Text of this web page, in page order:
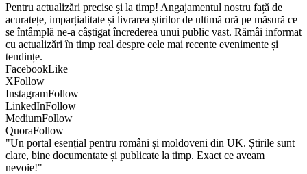
Pentru actualizări precise și la timp! Angajamentul nostru față de
acuratețe, imparțialitate și livrarea știrilor de ultimă oră pe măsură ce
se întâmplă ne-a câștigat încrederea unui public vast. Rămâi informat
cu actualizări în timp real despre cele mai recente evenimente și
tendințe.
FacebookLike
XFollow
InstagramFollow
LinkedInFollow
MediumFollow
QuoraFollow
"Un portal esențial pentru români și moldoveni din UK. Știrile sunt
clare, bine documentate și publicate la timp. Exact ce aveam
nevoie!"